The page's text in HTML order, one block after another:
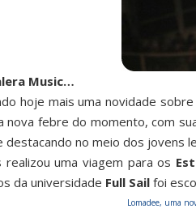
Music…
hoje mais uma novidade
nova febre do momento, com
destacando no meio dos jovens
realizou uma viagem para os
da universidade Full Sail foi
Lomadee, uma